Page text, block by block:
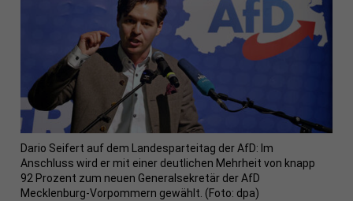
Dario Seifert auf dem Landesparteitag der AfD: Im
Anschluss wird er mit einer deutlichen Mehrheit von knapp
92 Prozent zum neuen Generalsekretär der AfD
Mecklenburg-Vorpommern gewählt. (Foto: dpa)